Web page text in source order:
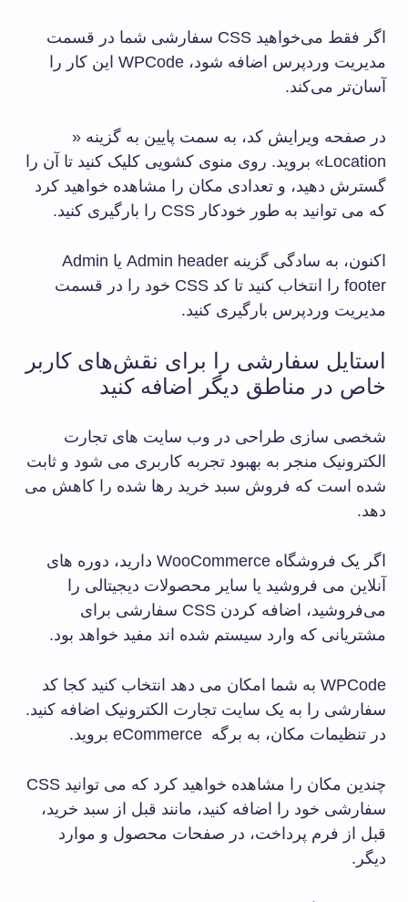
اگر فقط می‌خواهید CSS سفارشی شما در قسمت
مدیریت وردپرس اضافه شود، WPCode این کار را
آسان‌تر می‌کند.
در صفحه ویرایش کد، به سمت پایین به گزینه «
Location» بروید. روی منوی کشویی کلیک کنید تا آن را
گسترش دهید، و تعدادی مکان را مشاهده خواهید کرد
که می توانید به طور خودکار CSS را بارگیری کنید.
اکنون، به سادگی گزینه Admin header یا Admin
footer را انتخاب کنید تا کد CSS خود را در قسمت
مدیریت وردپرس بارگیری کنید.
استایل سفارشی را برای نقش‌های کاربر
خاص در مناطق دیگر اضافه کنید
شخصی سازی طراحی در وب سایت های تجارت
الکترونیک منجر به بهبود تجربه کاربری می شود و ثابت
شده است که فروش سبد خرید رها شده را کاهش می
دهد.
اگر یک فروشگاه WooCommerce دارید، دوره های
آنلاین می فروشید یا سایر محصولات دیجیتالی را
می‌فروشید، اضافه کردن CSS سفارشی برای
مشتریانی که وارد سیستم شده اند مفید خواهد بود.
WPCode به شما امکان می دهد انتخاب کنید کجا کد
سفارشی را به یک سایت تجارت الکترونیک اضافه کنید.
در تنظیمات مکان، به برگه eCommerce بروید.
چندین مکان را مشاهده خواهید کرد که می توانید CSS
سفارشی خود را اضافه کنید، مانند قبل از سبد خرید،
قبل از فرم پرداخت، در صفحات محصول و موارد
دیگر.